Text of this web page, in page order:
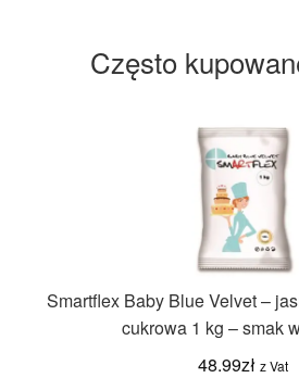
Często
Smartflex Baby Blue Velvet –
cukrowa 1 kg – smak
48.99zł z Vat